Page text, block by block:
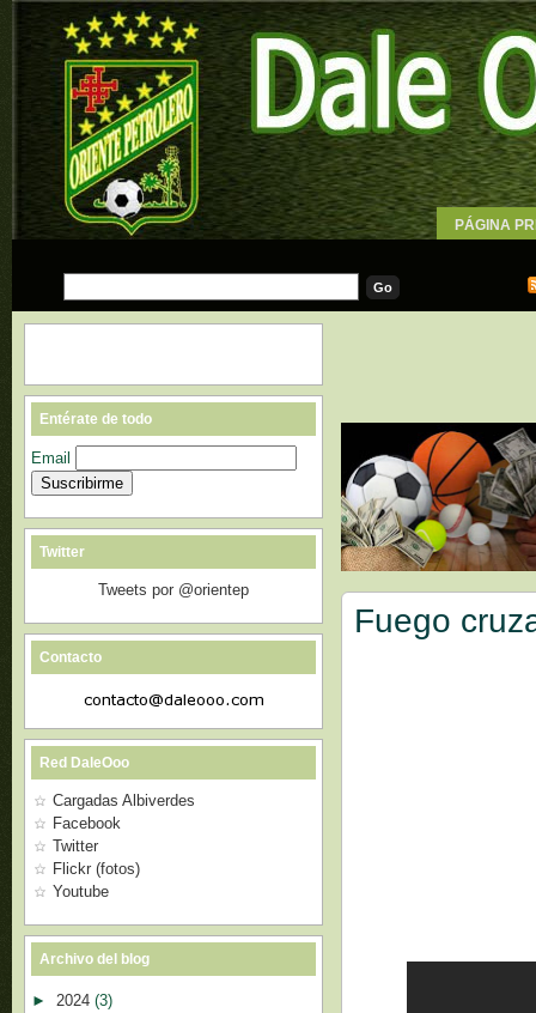
PÁGINA
Fuego
Entérate de todo
Email
Twitter
Tweets por @orientep
Contacto
Red DaleOoo
Cargadas Albiverdes
Facebook
Twitter
Flickr (fotos)
Youtube
Archivo del blog
► 2024 (3)